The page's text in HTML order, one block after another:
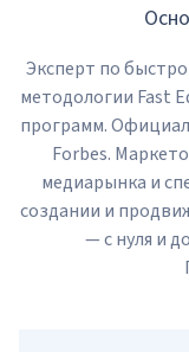
Эксперт по
методологии Fast
программ.
Forbes.
медиарынка и
создании и
— с нуля и